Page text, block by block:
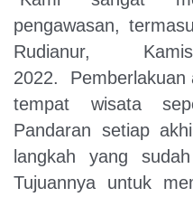
pengawasan,
Rudianur,
2022. Pemberlakuan
tempat wisata
Pandaran setiap
langkah yang
Tujuannya untuk